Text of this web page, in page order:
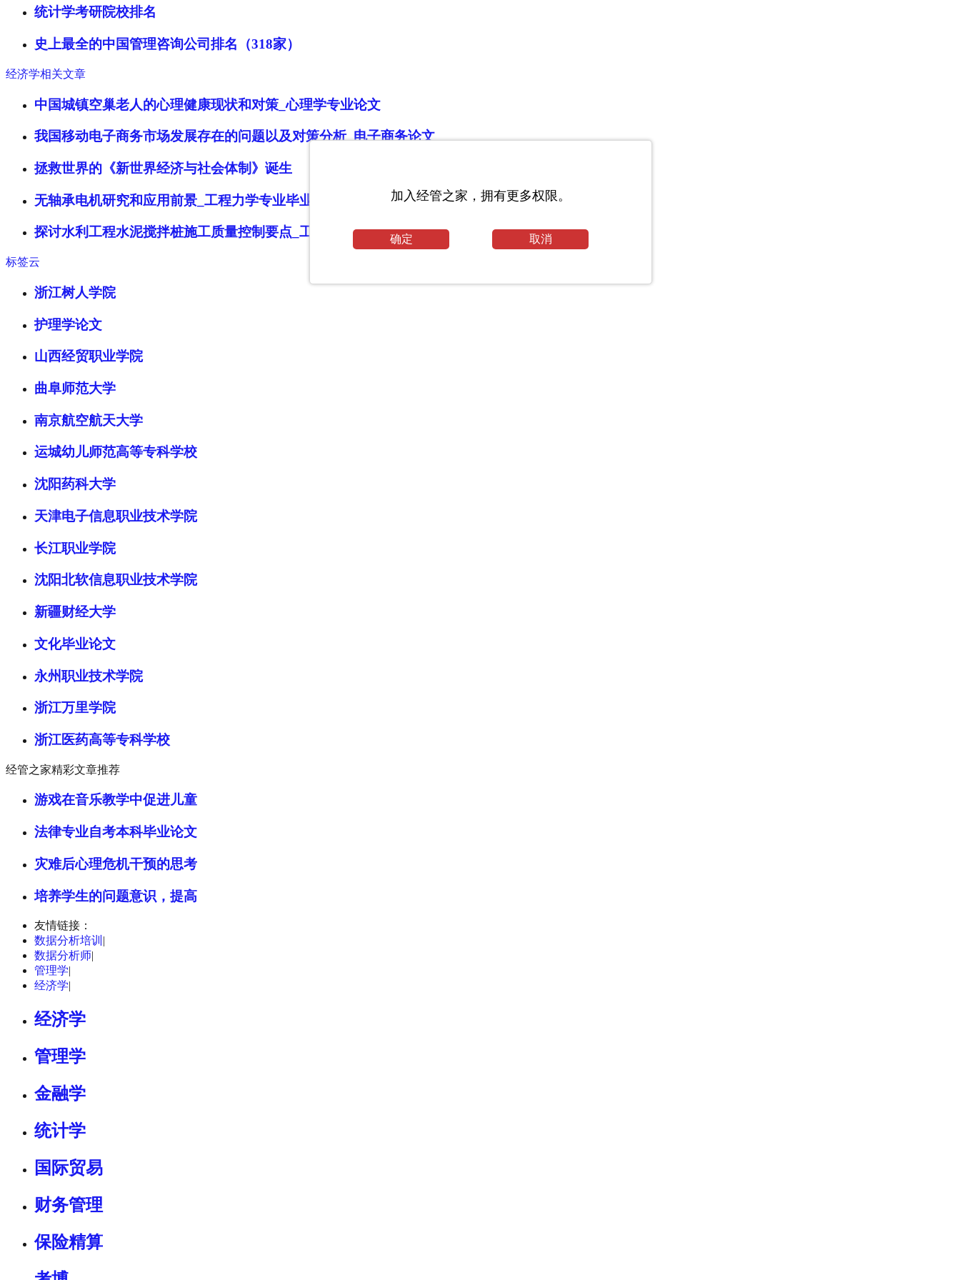
统计学考研院校排名
史上最全的中国管理咨询公司排名（318家）
经济学相关文章
中国城镇空巢老人的心理健康现状和对策_心理学专业论文
我国移动电子商务市场发展存在的问题以及对策分析_电子商务论文
拯救世界的《新世界经济与社会体制》诞生
无轴承电机研究和应用前景_工程力学专业毕业论文范文
探讨水利工程水泥搅拌桩施工质量控制要点_工程力学专业论文
标签云
浙江树人学院
护理学论文
山西经贸职业学院
曲阜师范大学
南京航空航天大学
运城幼儿师范高等专科学校
沈阳药科大学
天津电子信息职业技术学院
长江职业学院
沈阳北软信息职业技术学院
新疆财经大学
文化毕业论文
永州职业技术学院
浙江万里学院
浙江医药高等专科学校
经管之家精彩文章推荐
游戏在音乐教学中促进儿童
法律专业自考本科毕业论文
灾难后心理危机干预的思考
培养学生的问题意识，提高
友情链接：
数据分析培训 |
数据分析师|
管理学|
经济学|
经济学
管理学
金融学
统计学
国际贸易
财务管理
保险精算
加入经管之家，拥有更多权限。
确定 取消